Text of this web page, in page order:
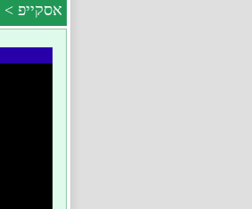
אסקייפ >